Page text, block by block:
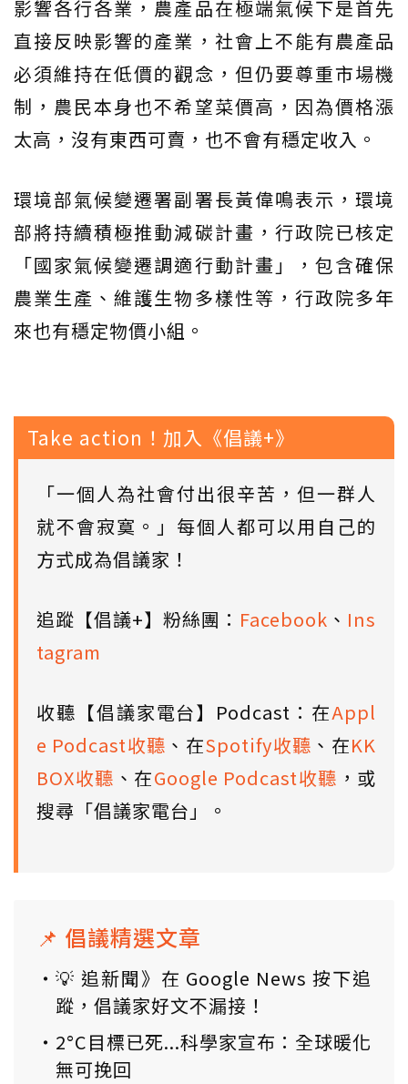
影響各行各業，農產品在極端氣候下是首先
直接反映影響的產業，社會上不能有農產品
必須維持在低價的觀念，但仍要尊重市場機
制，農民本身也不希望菜價高，因為價格漲
太高，沒有東西可賣，也不會有穩定收入。
環境部氣候變遷署副署長黃偉鳴表示，環境
部將持續積極推動減碳計畫，行政院已核定
「國家氣候變遷調適行動計畫」，包含確保
農業生產、維護生物多樣性等，行政院多年
來也有穩定物價小組。
Take action！加入《倡議+》
「一個人為社會付出很辛苦，但一群人
就不會寂寞。」每個人都可以用自己的
方式成為倡議家！
追蹤【倡議+】粉絲團： Facebook 、 Ins
tagram
收聽【倡議家電台】Podcast：在Appl
e Podcast收聽 、在Spotify收聽 、在KK
BOX收聽 、在Google Podcast收聽 ，或
搜尋「倡議家電台」。
📌 倡議精選文章
💡 追新聞》在 Google News 按下追
蹤，倡議家好文不漏接！
2°C目標已死...科學家宣布：全球暖化
無可挽回